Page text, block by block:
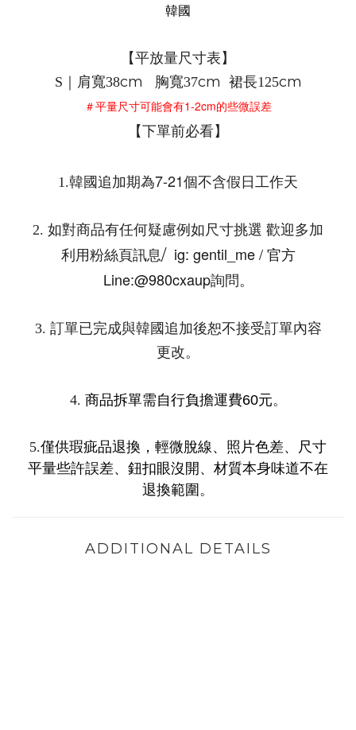
韓國
【平放量尺寸表】
S｜肩寬38cm 胸寬37cm 裙長125cm
＃平量尺寸可能會有1-2cm的些微誤差
【下單前必看】
1.韓國追加期為7-21個不含假日工作天
2. 如對商品有任何疑慮例如尺寸挑選 歡迎多加
利用粉絲頁訊息/ ig: gentil_me / 官方
Line:@980cxaup詢問。
3. 訂單已完成與韓國追加後恕不接受訂單內容
更改。
4. 商品拆單需自行負擔運費60元。
5.僅供瑕疵品退換，輕微脫線、照片色差、尺寸
平量些許誤差、鈕扣眼沒開、材質本身味道不在
退換範圍 。
ADDITIONAL DETAILS